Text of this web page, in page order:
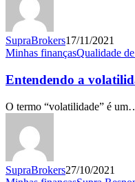
projeções
para
2022
SupraBrokers17/11/2021
Entendendo
volatilidade
nos
mercados
financeiros
Minhas finançasQualidade
Entendendo a
O termo “volatilidade” é
SupraBrokers27/10/2021